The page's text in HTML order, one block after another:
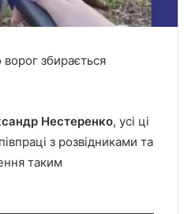
збирається
Нестеренко, усі ці
з розвідниками та
таким